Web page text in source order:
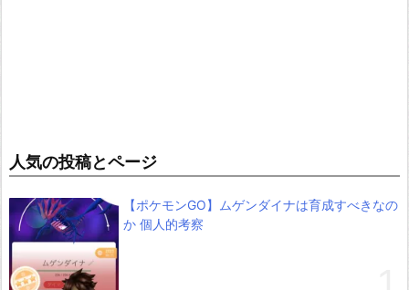
人気の投稿とページ
【ポケモンGO】ムゲンダイナは育成すべきなの
か 個人的考察